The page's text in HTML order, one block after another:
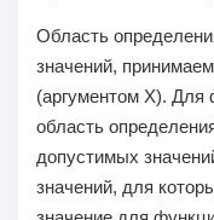
Область
значений,
(аргументом Х). Для
область
допустимых
значений, для